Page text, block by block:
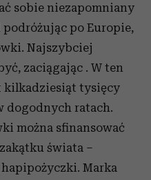
sobie niezapomniany
po Europie,
Najszybciej
zaciągając . W ten
kilkadziesiąt tysięcy
dogodnych ratach.
można sfinansować
świata –
Marka